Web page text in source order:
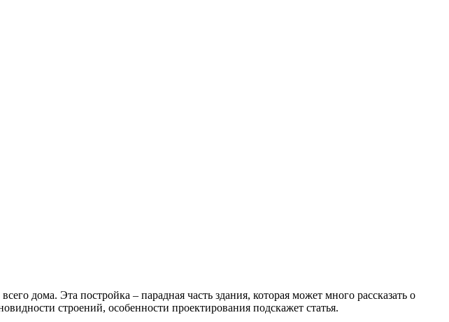
дома. Эта постройка – парадная часть здания, которая может много рассказать о
строений, особенности проектирования подскажет статья.